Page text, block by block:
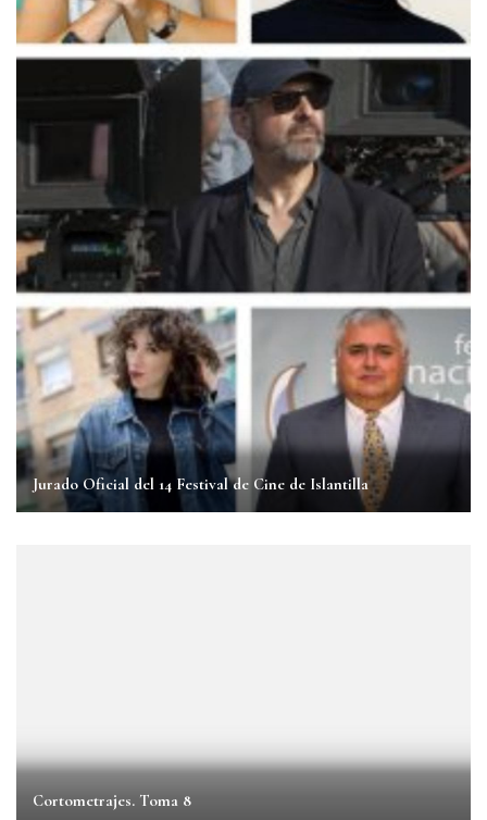
Jurado Oficial del 14 Festival de Cine de Islantilla
Cortometrajes. Toma 8